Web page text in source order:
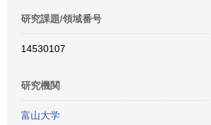
研究課題/領域番号
14530107
研究機関
富山大学